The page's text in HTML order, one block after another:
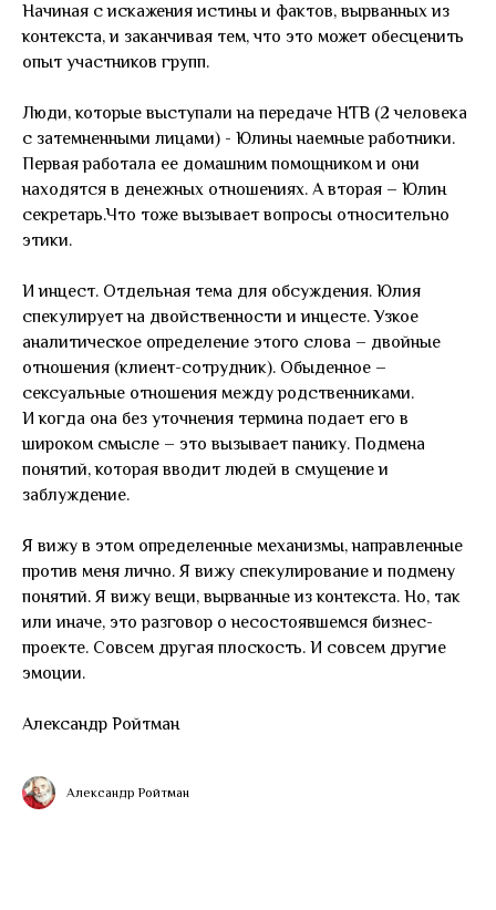
Начиная с искажения истины и фактов, вырванных из
контекста, и заканчивая тем, что это может обесценить
опыт участников групп.
Люди, которые выступали на передаче НТВ (2 человека
с затемненными лицами) - Юлины наемные работники.
Первая работала ее домашним помощником и они
находятся в денежных отношениях. А вторая – Юлин
секретарь.Что тоже вызывает вопросы относительно
этики.
И инцест. Отдельная тема для обсуждения. Юлия
спекулирует на двойственности и инцесте. Узкое
аналитическое определение этого слова – двойные
отношения (клиент-сотрудник). Обыденное –
сексуальные отношения между родственниками.
И когда она без уточнения термина подает его в
широком смысле – это вызывает панику. Подмена
понятий, которая вводит людей в смущение и
заблуждение.
Я вижу в этом определенные механизмы, направленные
против меня лично. Я вижу спекулирование и подмену
понятий. Я вижу вещи, вырванные из контекста. Но, так
или иначе, это разговор о несостоявшемся бизнес-
проекте. Совсем другая плоскость. И совсем другие
эмоции.
Александр Ройтман
Александр Ройтман